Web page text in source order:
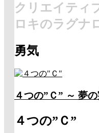
クリエイティ
ロキのラグナ
勇気
４つの”Ｃ” ～ 夢
４つの”Ｃ”